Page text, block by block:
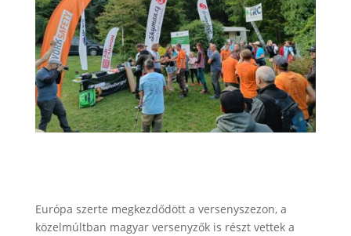
Európa szerte megkezdődött a versenyszezon, a
közelmúltban magyar versenyzők is részt vettek a